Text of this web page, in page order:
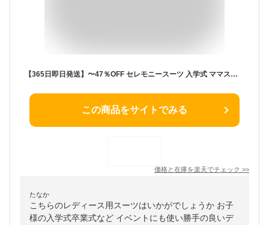
【365日即日発送】〜47％OFF セレモニースーツ 入学式 ママスーツ 卒業式 母親 パンツ セットアップ 入園式 卒園式 お宮参り 七五三 レディース フォーマル 黒 ネイビー カジュアル おしゃれ コーデ かっこいい 試着チケット対象
この商品をサイトでみる
価格と在庫を楽天でチェック >>
たなか
こちらのレディース用スーツはいかがでしょうか お子
様の入学式卒業式など イベントにも使い勝手の良いデ